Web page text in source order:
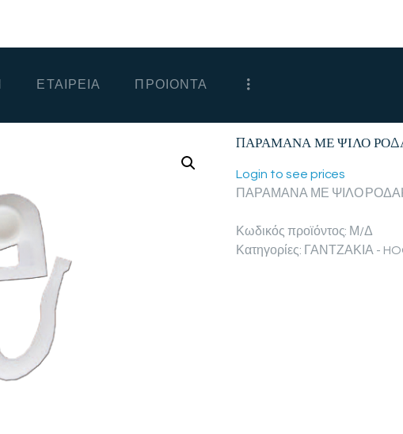
ΕΤΑΙΡΕΙΑ ΠΡΟΙΟΝΤΑ
ΕΠΙΚΟΙΝΩΝΙΑ
ΧΟΝΔΡΙΚΗ
ΠΑΡΑΜΑΝΑ ΜΕ ΨΙΛΟ
Login to see prices
ΠΑΡΑΜΑΝΑ ΜΕ ΨΙΛΟ
Κωδικός προϊόντος: Μ/Δ
Κατηγορίες: ΓΑΝΤΖΑΚΙΑ -